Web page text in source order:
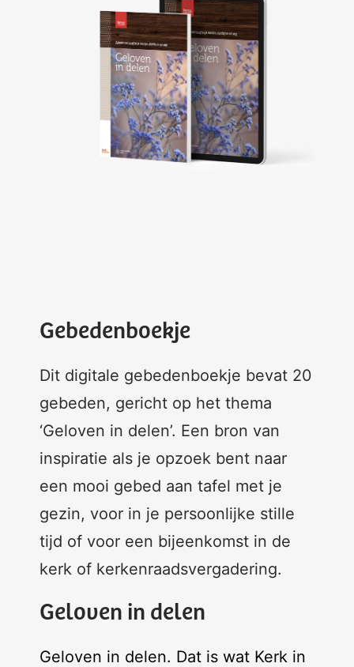
Gebedenboekje
Dit digitale gebedenboekje bevat 20
gebeden, gericht op het thema
‘Geloven in delen’. Een bron van
inspiratie als je opzoek bent naar
een mooi gebed aan tafel met je
gezin, voor in je persoonlijke stille
tijd of voor een bijeenkomst in de
kerk of kerkenraadsvergadering.
Geloven in delen
Geloven in delen. Dat is wat Kerk in